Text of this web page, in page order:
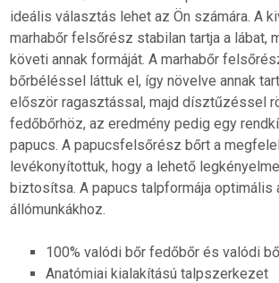
ideális választás lehet az Ön számára. A
marhabőr felsőrész stabilan tartja a lábat,
követi annak formáját. A marhabőr
bőrbéléssel láttuk el, így növelve annak
először ragasztással, majd dísztűzéssel
fedőbőrhöz, az eredmény pedig egy
papucs. A papucsfelsőrész bőrt a
levékonyítottuk, hogy a lehető
biztosítsa. A papucs talpformája optimális
állómunkákhoz.
100% valódi bőr fedőbőr és valódi
Anatómiai kialakítású talpszerkezet